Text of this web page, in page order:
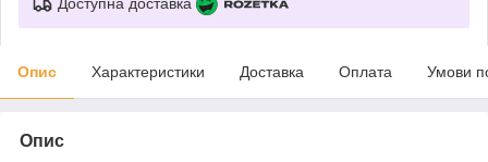
Опис Характеристики Доставка Оплата Умови
Опис